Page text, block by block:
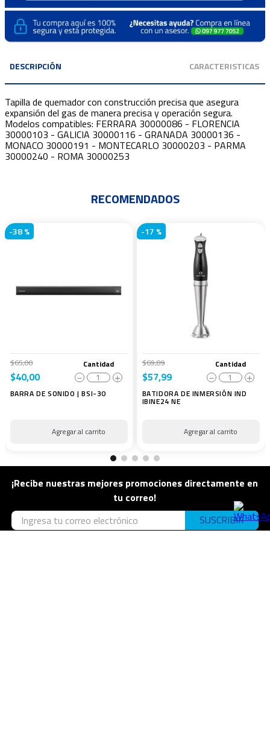
DESCRIPCIÓN CARACTERISTICAS
Tapilla de quemador con construcción precisa que asegura
expansión del gas de manera precisa y operación segura.
Modelos compatibles: FERRARA 30000086 - FLORENCIA
30000103 - GALICIA 30000116 - GRANADA 30000136 -
MONACO 30000191 - MONTECARLO 30000203 - PARMA
30000240 - ROMA 30000253
RECOMENDADOS
-38 %
$65,00
$40,00
Cantidad
＋
－
BARRA DE SONIDO | BSI-30
-17 %
$69,89
$57,99
Cantidad
＋
－
BATIDORA DE INMERSIÓN IND
IBINE24 NE
¡Recibe nuestras mejores promociones directamente en
tu correo!
SUSCRIBIR